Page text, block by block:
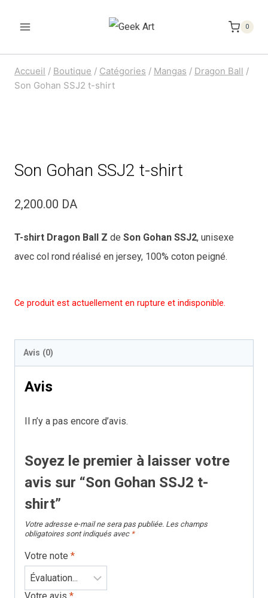
0
Accueil / Boutique / Catégories / Mangas / Dragon Ball /
Son Gohan SSJ2 t-shirt
Son Gohan SSJ2 t-shirt
2,200.00 DA
T-shirt Dragon Ball Z de Son Gohan SSJ2, unisexe
avec col rond réalisé en jersey, 100% coton peigné.
Ce produit est actuellement en rupture et indisponible.
Avis (0)
Avis
Il n’y a pas encore d’avis.
Soyez le premier à laisser votre
avis sur “Son Gohan SSJ2 t-
shirt”
Votre adresse e-mail ne sera pas publiée. Les champs
obligatoires sont indiqués avec *
Votre note *